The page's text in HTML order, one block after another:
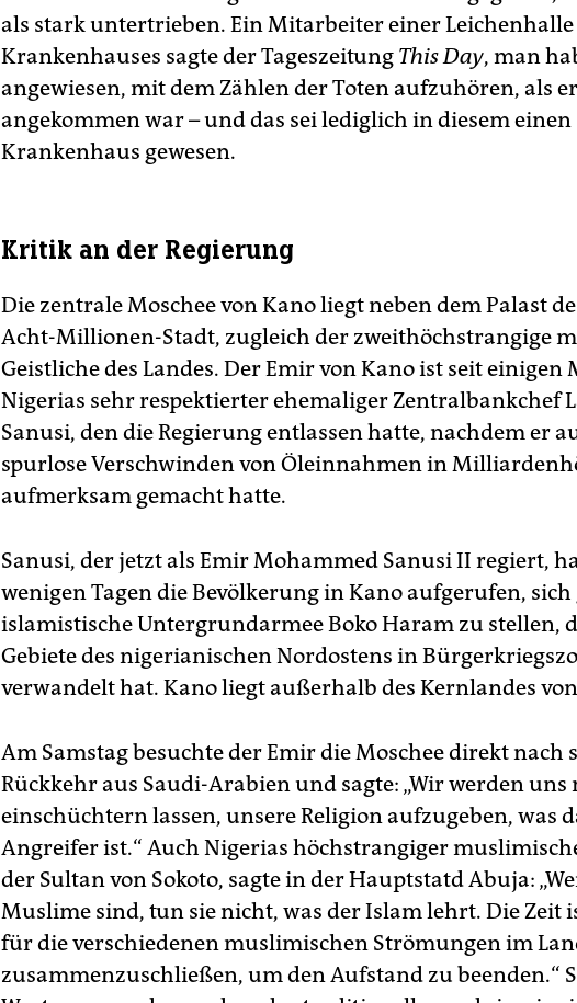
als stark untertrieben. Ein Mitarbeiter einer Leichenhalle
Krankenhauses sagte der Tageszeitung This Day, man
angewiesen, mit dem Zählen der Toten aufzuhören, als
angekommen war – und das sei lediglich in diesem einen
Krankenhaus gewesen.
Kritik an der Regierung
Die zentrale Moschee von Kano liegt neben dem Palast
Acht-Millionen-Stadt, zugleich der zweithöchstrangige
Geistliche des Landes. Der Emir von Kano ist seit einigen
Nigerias sehr respektierter ehemaliger Zentralbankchef
Sanusi, den die Regierung entlassen hatte, nachdem er
spurlose Verschwinden von Öleinnahmen in
aufmerksam gemacht hatte.
Sanusi, der jetzt als Emir Mohammed Sanusi II regiert,
wenigen Tagen die Bevölkerung in Kano aufgerufen, sich
islamistische Untergrundarmee Boko Haram zu stellen,
Gebiete des nigerianischen Nordostens in
verwandelt hat. Kano liegt außerhalb des Kernlandes
Am Samstag besuchte der Emir die Moschee direkt nach
Rückkehr aus Saudi-Arabien und sagte: „Wir werden uns
einschüchtern lassen, unsere Religion aufzugeben, was
Angreifer ist.“ Auch Nigerias höchstrangiger
der Sultan von Sokoto, sagte in der Hauptstatd Abuja:
Muslime sind, tun sie nicht, was der Islam lehrt. Die Zeit
für die verschiedenen muslimischen Strömungen im
zusammenzuschließen, um den Aufstand zu beenden.“